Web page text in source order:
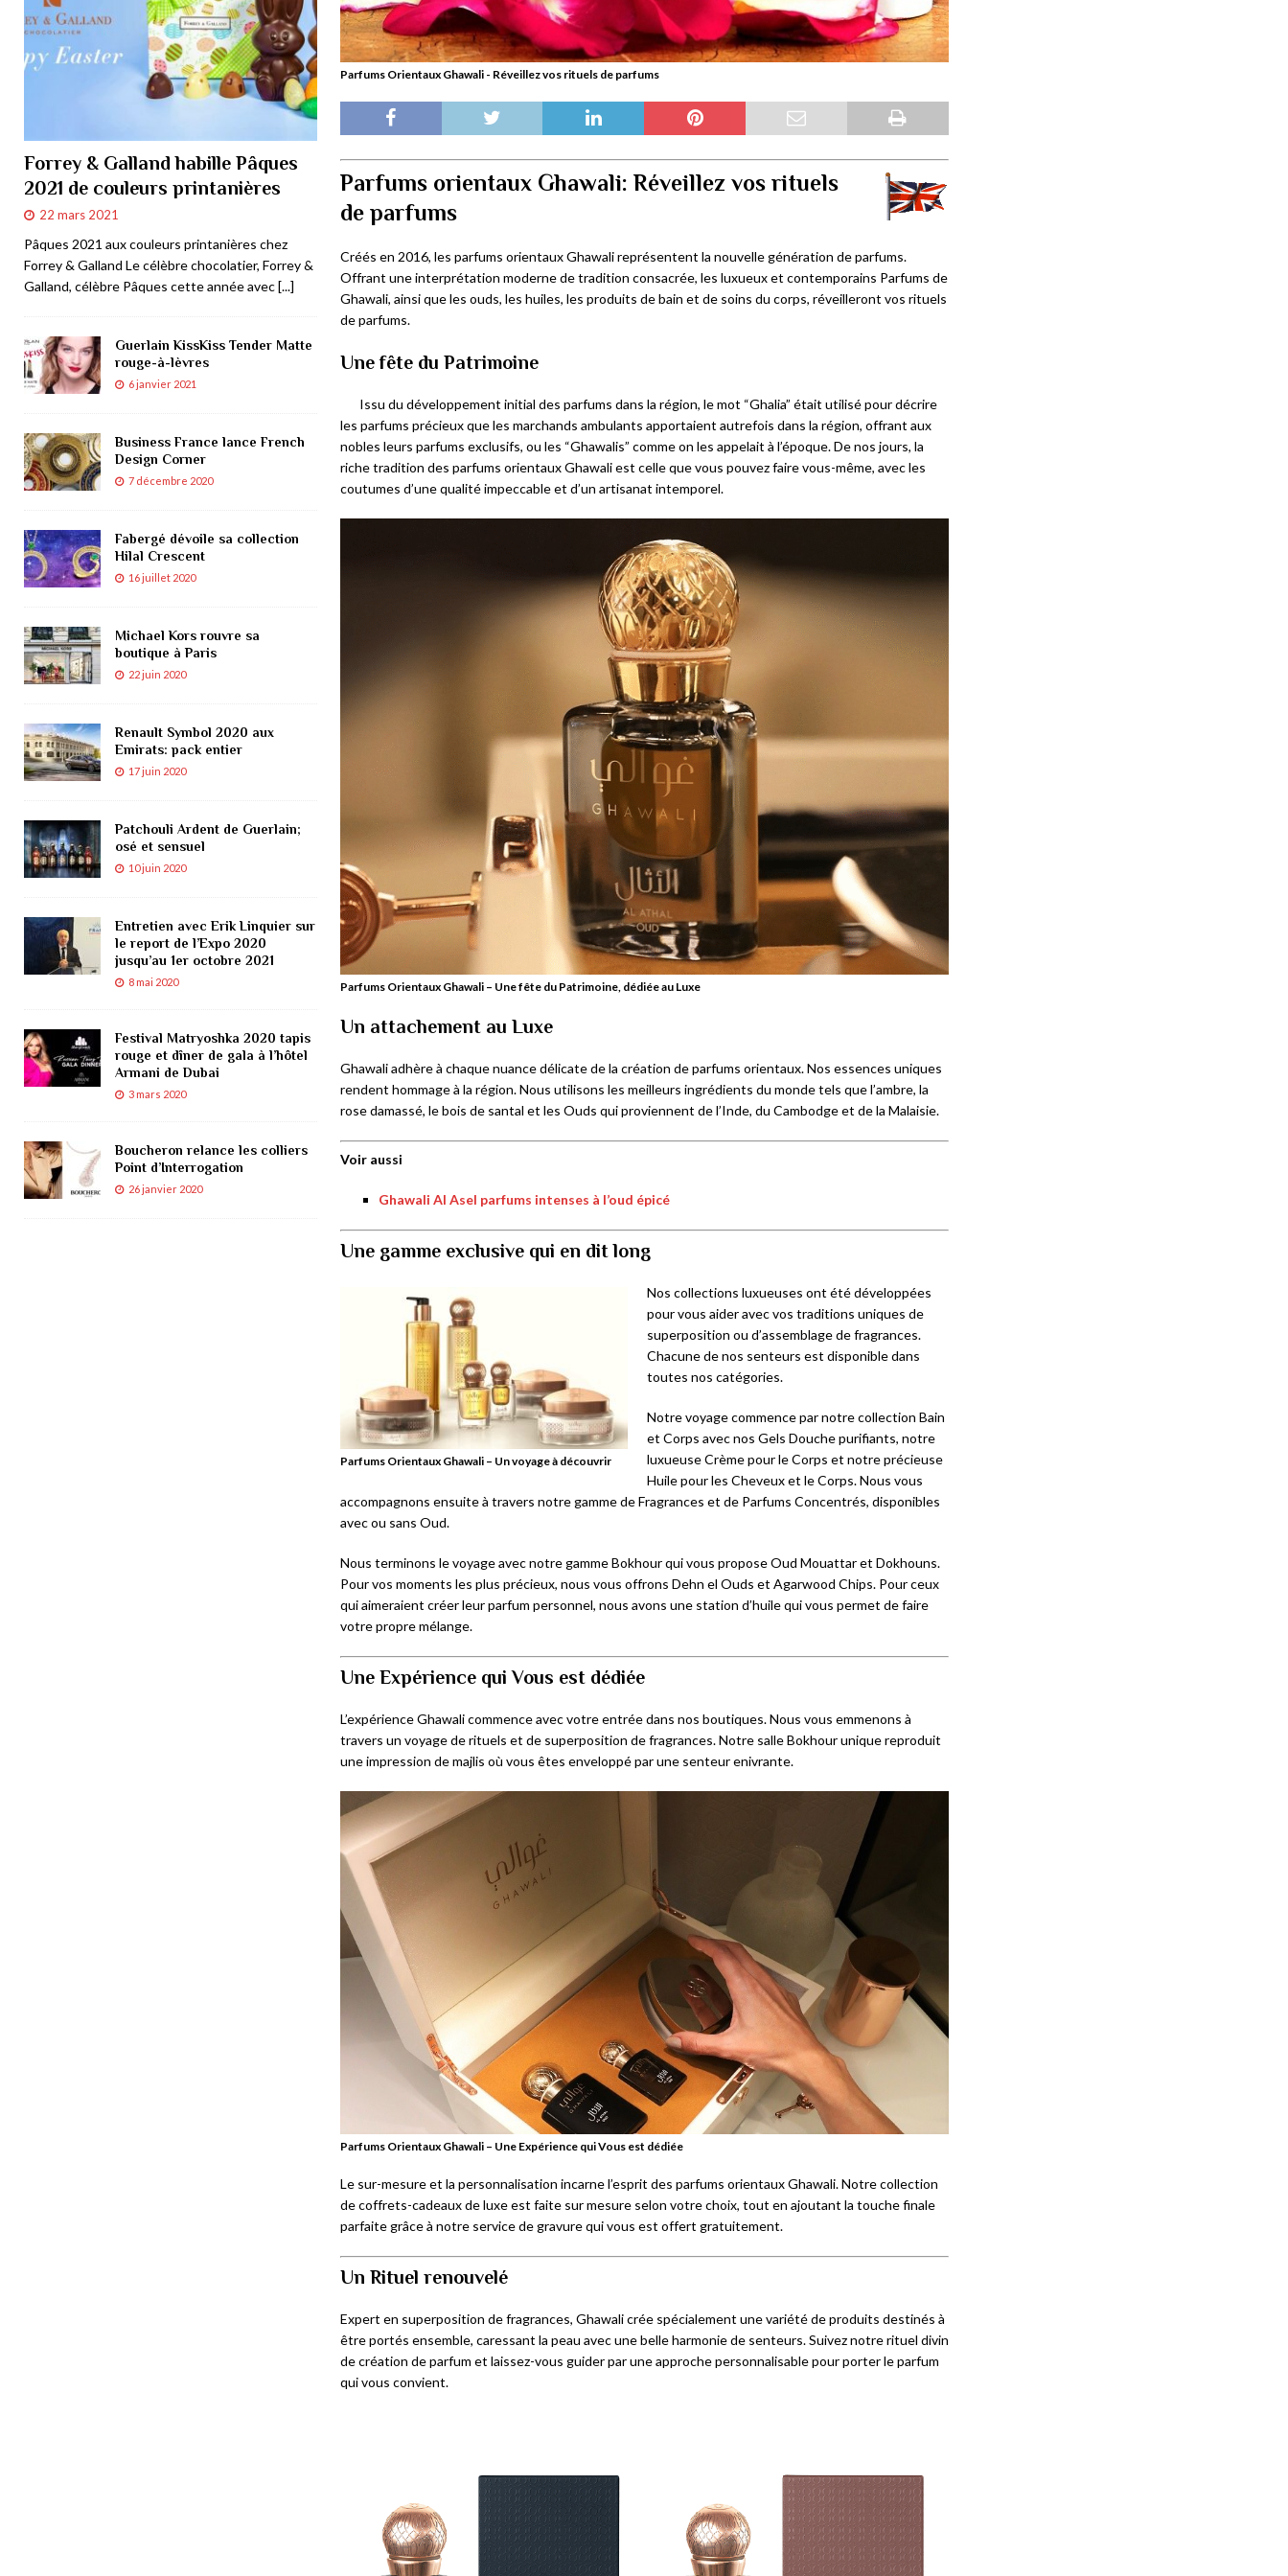
Parfums Orientaux Ghawali - Réveillez vos rituels de parfums
Parfums orientaux Ghawali: Réveillez vos rituels
de parfums
Créés en 2016, les parfums orientaux Ghawali représentent la nouvelle génération de parfums.
Offrant une interprétation moderne de tradition consacrée, les luxueux et contemporains Parfums de
Ghawali, ainsi que les ouds, les huiles, les produits de bain et de soins du corps, réveilleront vos rituels
de parfums.
Une fête du Patrimoine
Issu du développement initial des parfums dans la région, le mot “Ghalia” était utilisé pour décrire
les parfums précieux que les marchands ambulants apportaient autrefois dans la région, offrant aux
nobles leurs parfums exclusifs, ou les “Ghawalis” comme on les appelait à l’époque. De nos jours, la
riche tradition des parfums orientaux Ghawali est celle que vous pouvez faire vous-même, avec les
coutumes d’une qualité impeccable et d’un artisanat intemporel.
Parfums Orientaux Ghawali – Une fête du Patrimoine, dédiée au Luxe
Un attachement au Luxe
Ghawali adhère à chaque nuance délicate de la création de parfums orientaux. Nos essences uniques
rendent hommage à la région. Nous utilisons les meilleurs ingrédients du monde tels que l’ambre, la
rose damassé, le bois de santal et les Ouds qui proviennent de l’Inde, du Cambodge et de la Malaisie.
Voir aussi
Ghawali Al Asel parfums intenses à l’oud épicé
Une gamme exclusive qui en dit long
Parfums Orientaux Ghawali – Un voyage à découvrir
Nos collections luxueuses ont été développées
pour vous aider avec vos traditions uniques de
superposition ou d’assemblage de fragrances.
Chacune de nos senteurs est disponible dans
toutes nos catégories.
Notre voyage commence par notre collection Bain
et Corps avec nos Gels Douche purifiants, notre
luxueuse Crème pour le Corps et notre précieuse
Huile pour les Cheveux et le Corps. Nous vous
accompagnons ensuite à travers notre gamme de Fragrances et de Parfums Concentrés, disponibles
avec ou sans Oud.
Nous terminons le voyage avec notre gamme Bokhour qui vous propose Oud Mouattar et Dokhouns.
Pour vos moments les plus précieux, nous vous offrons Dehn el Ouds et Agarwood Chips. Pour ceux
qui aimeraient créer leur parfum personnel, nous avons une station d’huile qui vous permet de faire
votre propre mélange.
Une Expérience qui Vous est dédiée
L’expérience Ghawali commence avec votre entrée dans nos boutiques. Nous vous emmenons à
travers un voyage de rituels et de superposition de fragrances. Notre salle Bokhour unique reproduit
une impression de majlis où vous êtes enveloppé par une senteur enivrante.
Parfums Orientaux Ghawali – Une Expérience qui Vous est dédiée
Le sur-mesure et la personnalisation incarne l’esprit des parfums orientaux Ghawali. Notre collection
de coffrets-cadeaux de luxe est faite sur mesure selon votre choix, tout en ajoutant la touche finale
parfaite grâce à notre service de gravure qui vous est offert gratuitement.
Un Rituel renouvelé
Expert en superposition de fragrances, Ghawali crée spécialement une variété de produits destinés à
être portés ensemble, caressant la peau avec une belle harmonie de senteurs. Suivez notre rituel divin
de création de parfum et laissez-vous guider par une approche personnalisable pour porter le parfum
qui vous convient.
Forrey & Galland habille Pâques
2021 de couleurs printanières
22 mars 2021
Pâques 2021 aux couleurs printanières chez
Forrey & Galland Le célèbre chocolatier, Forrey &
Galland, célèbre Pâques cette année avec[...]
Guerlain KissKiss Tender Matte
rouge-à-lèvres
6 janvier 2021
Business France lance French
Design Corner
7 décembre 2020
Fabergé dévoile sa collection
Hilal Crescent
16 juillet 2020
Michael Kors rouvre sa
boutique à Paris
22 juin 2020
Renault Symbol 2020 aux
Emirats: pack entier
17 juin 2020
Patchouli Ardent de Guerlain;
osé et sensuel
10 juin 2020
Entretien avec Erik Linquier sur
le report de l’Expo 2020
jusqu’au 1er octobre 2021
8 mai 2020
Festival Matryoshka 2020 tapis
rouge et dîner de gala à l’hôtel
Armani de Dubai
3 mars 2020
Boucheron relance les colliers
Point d’Interrogation
26 janvier 2020